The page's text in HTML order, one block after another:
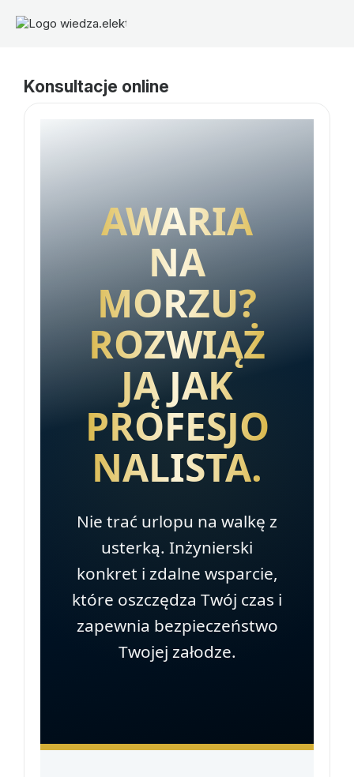
Konsultacje online
AWARIA
NA
MORZU?
ROZWIĄŻ
JĄ JAK
PROFESJO
NALISTA.
Nie trać urlopu na walkę z
usterką. Inżynierski
konkret i zdalne wsparcie,
które oszczędza Twój czas i
zapewnia bezpieczeństwo
Twojej załodze.